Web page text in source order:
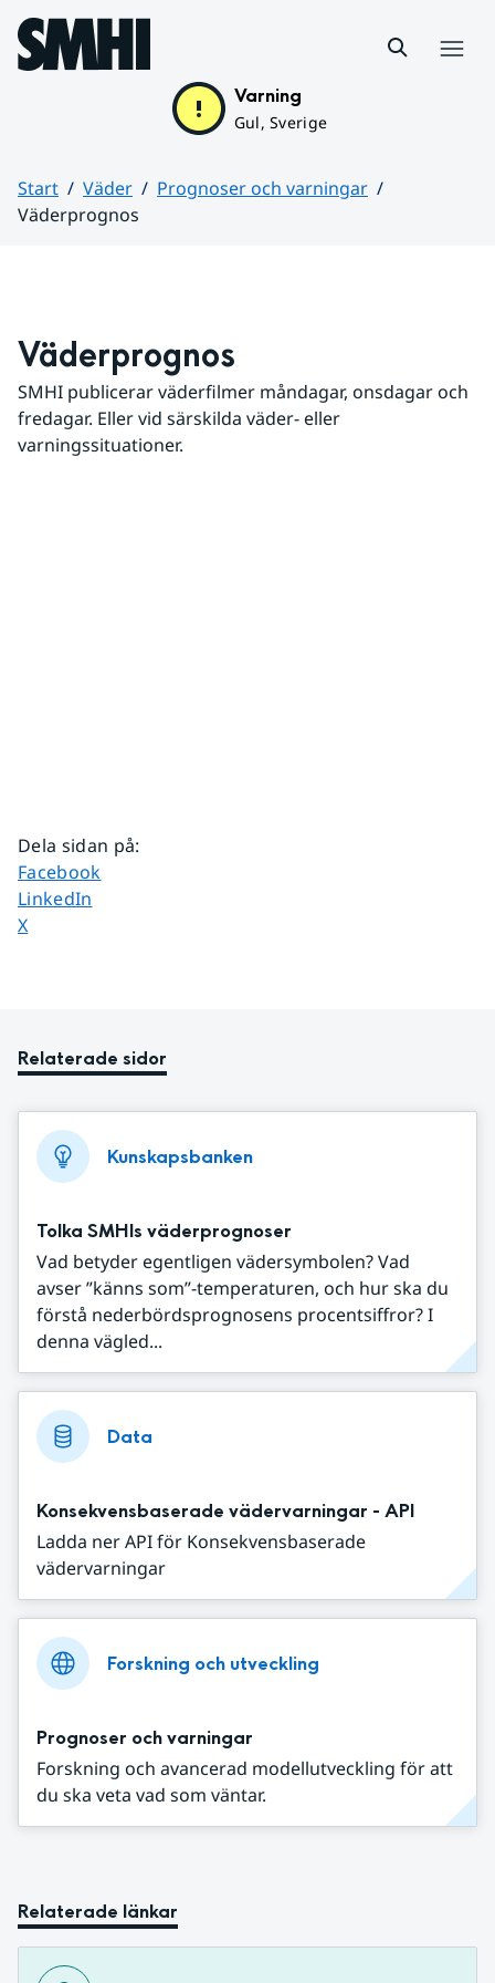
Hoppa till sidans innehåll
Varning
Gul, Sverige
Start Väder
Prognoser och varningar
Väderprognos
Väderprognos
SMHI publicerar väderfilmer måndagar, onsdagar och
fredagar. Eller vid särskilda väder- eller
varningssituationer.
Dela sidan på:
Dela sidan på
Facebook
Dela sidan på
LinkedIn
Dela sidan på
X
Relaterade sidor
Kunskapsbanken
Tolka SMHIs väderprognoser
Vad betyder egentligen vädersymbolen? Vad
avser ”känns som”-temperaturen, och hur ska du
förstå nederbördsprognosens procentsiffror? I
denna vägled...
Data
Konsekvensbaserade vädervarningar - API
Ladda ner API för Konsekvensbaserade
vädervarningar
Forskning och utveckling
Prognoser och varningar
Forskning och avancerad modellutveckling för att
du ska veta vad som väntar.
Relaterade länkar